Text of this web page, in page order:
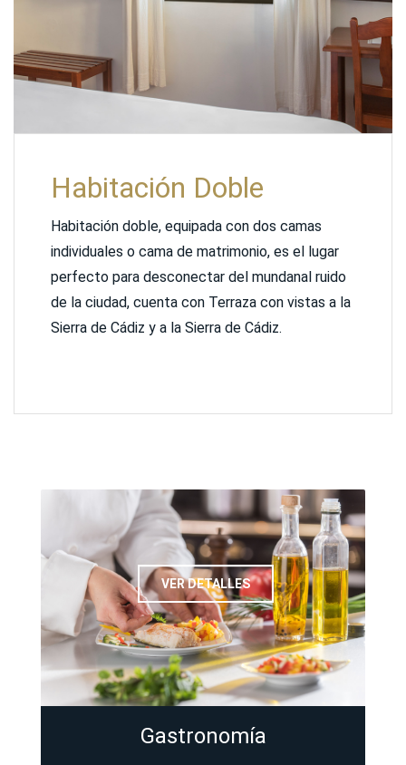
Habitación Doble
Habitación doble, equipada con dos camas
individuales o cama de matrimonio, es el lugar
perfecto para desconectar del mundanal ruido
de la ciudad, cuenta con Terraza con vistas a la
Sierra de Cádiz y a la Sierra de Cádiz.
VER DETALLES
Gastronomía